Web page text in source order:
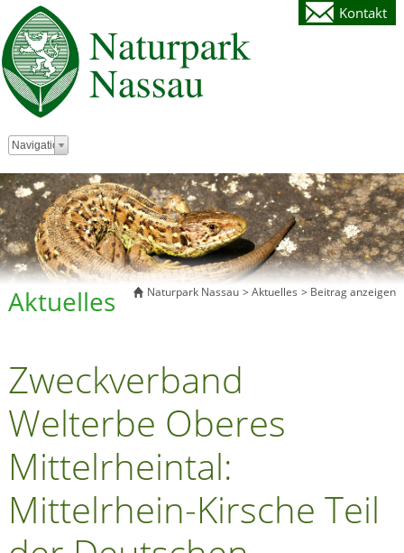
Kontakt
Zielseite
Navigation
Naturpark Nassau Aktuelles Beitrag anzeigen
Aktuelles
Zweckverband
Welterbe Oberes
Mittelrheintal:
Mittelrhein-Kirsche Teil